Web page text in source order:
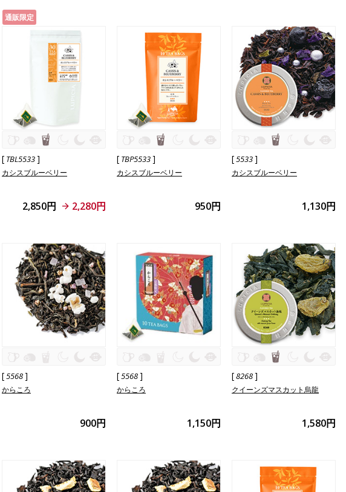
通販限定
[ TBL5533]
カシスブルーベリー
2,850円 2,280円
[ TBP5533]
カシスブルーベリー
950円
[5533]
カシスブルーベリー
1,130円
[5568]
からころ
900円
[5568]
からころ
1,150円
[8268]
クイーンズマスカット烏龍
1,580円